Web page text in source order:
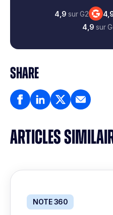
4,9 sur G2
4,9 sur
SHARE
ARTICLES
NOTE 360